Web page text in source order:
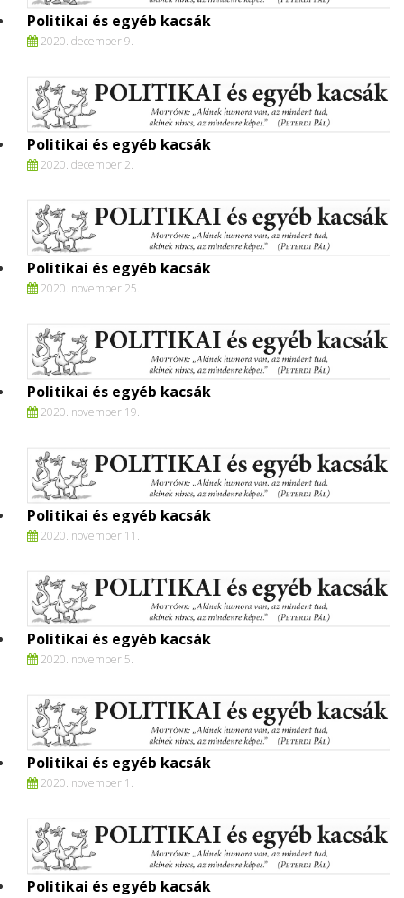
Politikai és egyéb kacsák
2020. december 9.
Politikai és egyéb kacsák
2020. december 2.
Politikai és egyéb kacsák
2020. november 25.
Politikai és egyéb kacsák
2020. november 19.
Politikai és egyéb kacsák
2020. november 11.
Politikai és egyéb kacsák
2020. november 5.
Politikai és egyéb kacsák
2020. november 1.
Politikai és egyéb kacsák